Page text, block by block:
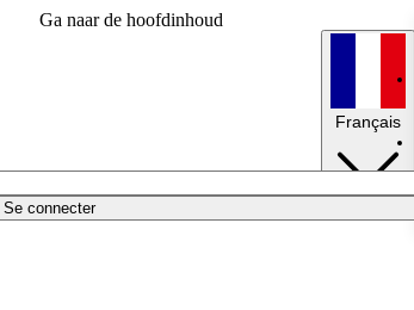
Ga naar de hoofdinhoud
Se connecter
Français